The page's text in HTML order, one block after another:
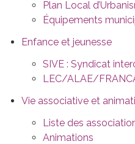
Plan Local
Équipements
Enfance et jeunesse
SIVE : Syndicat
LEC/ALAE/
Vie associative et
Liste des
Animations